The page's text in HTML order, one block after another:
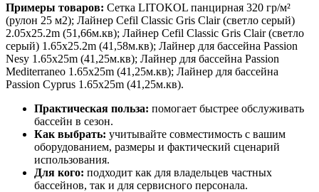
Примеры товаров: Сетка LITOKOL панцирная 320 гр/м²
(рулон 25 м2); Лайнер Cefil Classic Gris Clair (светло серый)
2.05x25.2m (51,66м.кв); Лайнер Cefil Classic Gris Clair (светло
серый) 1.65x25.2m (41,58м.кв); Лайнер для бассейна Passion
Nesy 1.65x25m (41,25м.кв); Лайнер для бассейна Passion
Mediterraneo 1.65x25m (41,25м.кв); Лайнер для бассейна
Passion Cyprus 1.65x25m (41,25м.кв).
Практическая польза: помогает быстрее обслуживать
бассейн в сезон.
Как выбрать: учитывайте совместимость с вашим
оборудованием, размеры и фактический сценарий
использования.
Для кого: подходит как для владельцев частных
бассейнов, так и для сервисного персонала.